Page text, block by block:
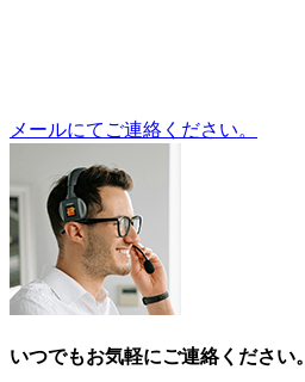
メールにてご連絡ください。
いつでもお気軽にご連絡ください。